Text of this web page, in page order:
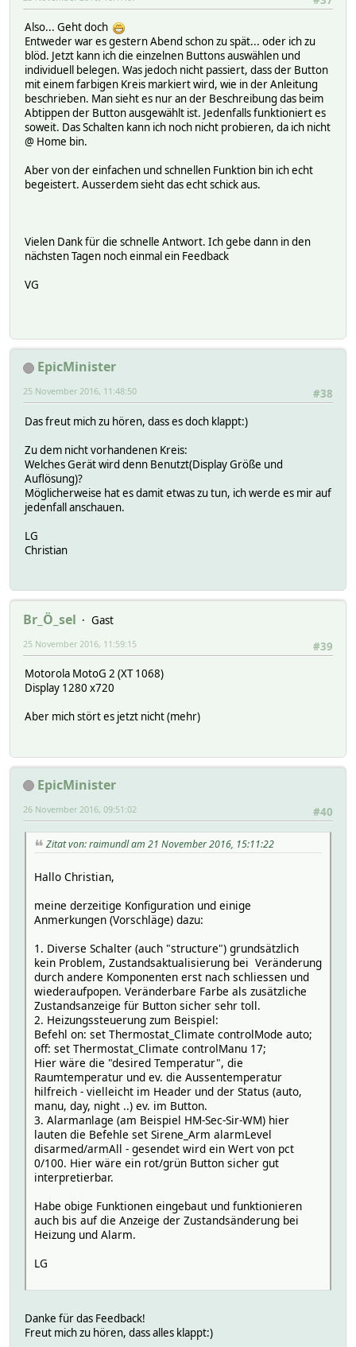
Also... Geht doch
Entweder war es gestern Abend schon zu spät... oder ich zu
blöd. Jetzt kann ich die einzelnen Buttons auswählen und
individuell belegen. Was jedoch nicht passiert, dass der Button
mit einem farbigen Kreis markiert wird, wie in der Anleitung
beschrieben. Man sieht es nur an der Beschreibung das beim
Abtippen der Button ausgewählt ist. Jedenfalls funktioniert es
soweit. Das Schalten kann ich noch nicht probieren, da ich nicht
@ Home bin.
Aber von der einfachen und schnellen Funktion bin ich echt
begeistert. Ausserdem sieht das echt schick aus.
Vielen Dank für die schnelle Antwort. Ich gebe dann in den
nächsten Tagen noch einmal ein Feedback
VG
EpicMinister
#38
25 November 2016, 11:48:50
Das freut mich zu hören, dass es doch klappt:)
Zu dem nicht vorhandenen Kreis:
Welches Gerät wird denn Benutzt(Display Größe und
Auflösung)?
Möglicherweise hat es damit etwas zu tun, ich werde es mir auf
jedenfall anschauen.
LG
Christian
Br_Ö_sel
Gast
#39
25 November 2016, 11:59:15
Motorola MotoG 2 (XT 1068)
Display 1280 x720
Aber mich stört es jetzt nicht (mehr)
EpicMinister
#40
26 November 2016, 09:51:02
Zitat von: raimundl am 21 November 2016, 15:11:22
Hallo Christian,
meine derzeitige Konfiguration und einige
Anmerkungen (Vorschläge) dazu:
1. Diverse Schalter (auch "structure") grundsätzlich
kein Problem, Zustandsaktualisierung bei Veränderung
durch andere Komponenten erst nach schliessen und
wiederaufpopen. Veränderbare Farbe als zusätzliche
Zustandsanzeige für Button sicher sehr toll.
2. Heizungssteuerung zum Beispiel:
Befehl on: set Thermostat_Climate controlMode auto;
off: set Thermostat_Climate controlManu 17;
Hier wäre die "desired Temperatur", die
Raumtemperatur und ev. die Aussentemperatur
hilfreich - vielleicht im Header und der Status (auto,
manu, day, night ..) ev. im Button.
3. Alarmanlage (am Beispiel HM-Sec-Sir-WM) hier
lauten die Befehle set Sirene_Arm alarmLevel
disarmed/armAll - gesendet wird ein Wert von pct
0/100. Hier wäre ein rot/grün Button sicher gut
interpretierbar.
Habe obige Funktionen eingebaut und funktionieren
auch bis auf die Anzeige der Zustandsänderung bei
Heizung und Alarm.
LG
Danke für das Feedback!
Freut mich zu hören, dass alles klappt:)